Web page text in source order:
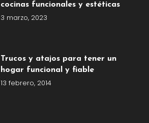
cocinas funcionales y estéticas
3 marzo, 2023
Trucos y atajos para tener un
hogar funcional y fiable
13 febrero, 2014